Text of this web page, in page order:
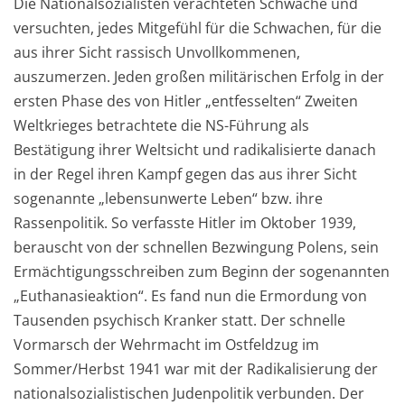
versuchten, jedes Mitgefühl für die Schwachen, für die
aus ihrer Sicht rassisch Unvollkommenen,
auszumerzen. Jeden großen militärischen Erfolg in der
ersten Phase des von Hitler „entfesselten“ Zweiten
Weltkrieges betrachtete die NS-Führung als
Bestätigung ihrer Weltsicht und radikalisierte danach
in der Regel ihren Kampf gegen das aus ihrer Sicht
sogenannte „lebensunwerte Leben“ bzw. ihre
Rassenpolitik. So verfasste Hitler im Oktober 1939,
berauscht von der schnellen Bezwingung Polens, sein
Ermächtigungsschreiben zum Beginn der sogenannten
„Euthanasieaktion“. Es fand nun die Ermordung von
Tausenden psychisch Kranker statt. Der schnelle
Vormarsch der Wehrmacht im Ostfeldzug im
Sommer/Herbst 1941 war mit der Radikalisierung der
nationalsozialistischen Judenpolitik verbunden. Der